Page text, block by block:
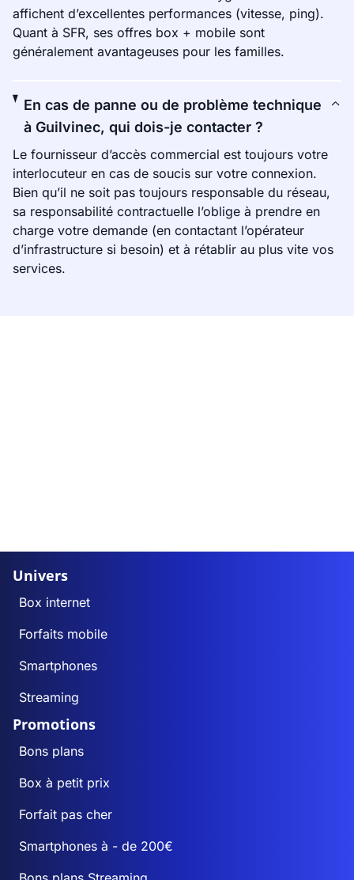
affichent d’excellentes performances (vitesse, ping).
Quant à SFR, ses offres box + mobile sont
généralement avantageuses pour les familles.
En cas de panne ou de problème technique
à Guilvinec, qui dois-je contacter ?
Le fournisseur d’accès commercial est toujours votre
interlocuteur en cas de soucis sur votre connexion.
Bien qu’il ne soit pas toujours responsable du réseau,
sa responsabilité contractuelle l’oblige à prendre en
charge votre demande (en contactant l’opérateur
d’infrastructure si besoin) et à rétablir au plus vite vos
services.
Univers
Box internet
Forfaits mobile
Smartphones
Streaming
Promotions
Bons plans
Box à petit prix
Forfait pas cher
Smartphones à - de 200€